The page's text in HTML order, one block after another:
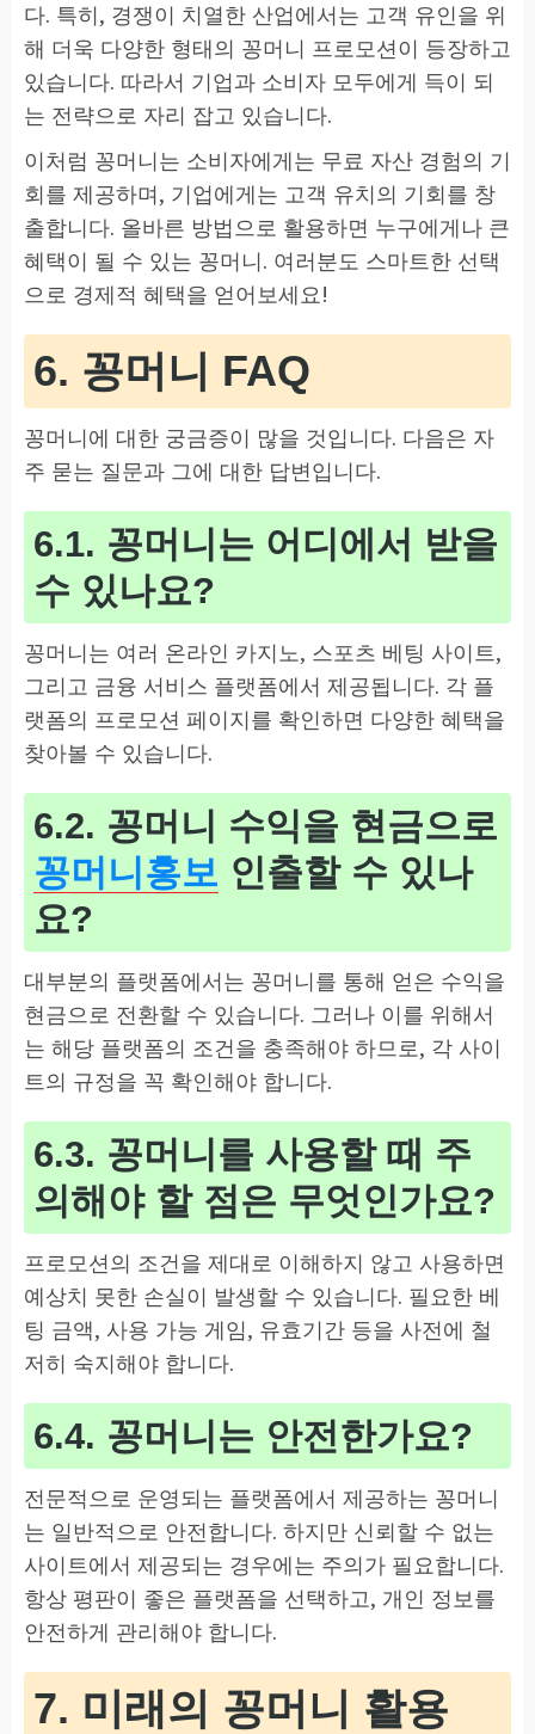
다. 특히, 경쟁이 치열한 산업에서는 고객 유인을 위
해 더욱 다양한 형태의 꽁머니 프로모션이 등장하고
있습니다. 따라서 기업과 소비자 모두에게 득이 되
는 전략으로 자리 잡고 있습니다.
이처럼 꽁머니는 소비자에게는 무료 자산 경험의 기
회를 제공하며, 기업에게는 고객 유치의 기회를 창
출합니다. 올바른 방법으로 활용하면 누구에게나 큰
혜택이 될 수 있는 꽁머니. 여러분도 스마트한 선택
으로 경제적 혜택을 얻어보세요!
6. 꽁머니 FAQ
꽁머니에 대한 궁금증이 많을 것입니다. 다음은 자
주 묻는 질문과 그에 대한 답변입니다.
6.1. 꽁머니는 어디에서 받을
수 있나요?
꽁머니는 여러 온라인 카지노, 스포츠 베팅 사이트,
그리고 금융 서비스 플랫폼에서 제공됩니다. 각 플
랫폼의 프로모션 페이지를 확인하면 다양한 혜택을
찾아볼 수 있습니다.
6.2. 꽁머니 수익을 현금으로
꽁머니홍보 인출할 수 있나
요?
대부분의 플랫폼에서는 꽁머니를 통해 얻은 수익을
현금으로 전환할 수 있습니다. 그러나 이를 위해서
는 해당 플랫폼의 조건을 충족해야 하므로, 각 사이
트의 규정을 꼭 확인해야 합니다.
6.3. 꽁머니를 사용할 때 주
의해야 할 점은 무엇인가요?
프로모션의 조건을 제대로 이해하지 않고 사용하면
예상치 못한 손실이 발생할 수 있습니다. 필요한 베
팅 금액, 사용 가능 게임, 유효기간 등을 사전에 철
저히 숙지해야 합니다.
6.4. 꽁머니는 안전한가요?
전문적으로 운영되는 플랫폼에서 제공하는 꽁머니
는 일반적으로 안전합니다. 하지만 신뢰할 수 없는
사이트에서 제공되는 경우에는 주의가 필요합니다.
항상 평판이 좋은 플랫폼을 선택하고, 개인 정보를
안전하게 관리해야 합니다.
7. 미래의 꽁머니 활용